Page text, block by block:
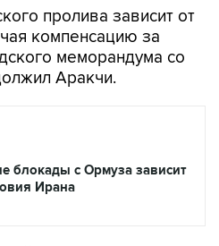
меморандума со
Аракчи.
блокады с Ормуза зависит
Ирана
момент идет речь о